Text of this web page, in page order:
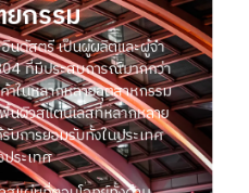
นดัสตรี เป็นผู้ผลิตและผู้จำ
ที่มีประสบการณ์มากกว่า
ในหลากหลายอุตสาหกรรม
วสแตนเลสที่หลากหลาย
บการยอมรับทั้งในประเทศ
ระเทศ